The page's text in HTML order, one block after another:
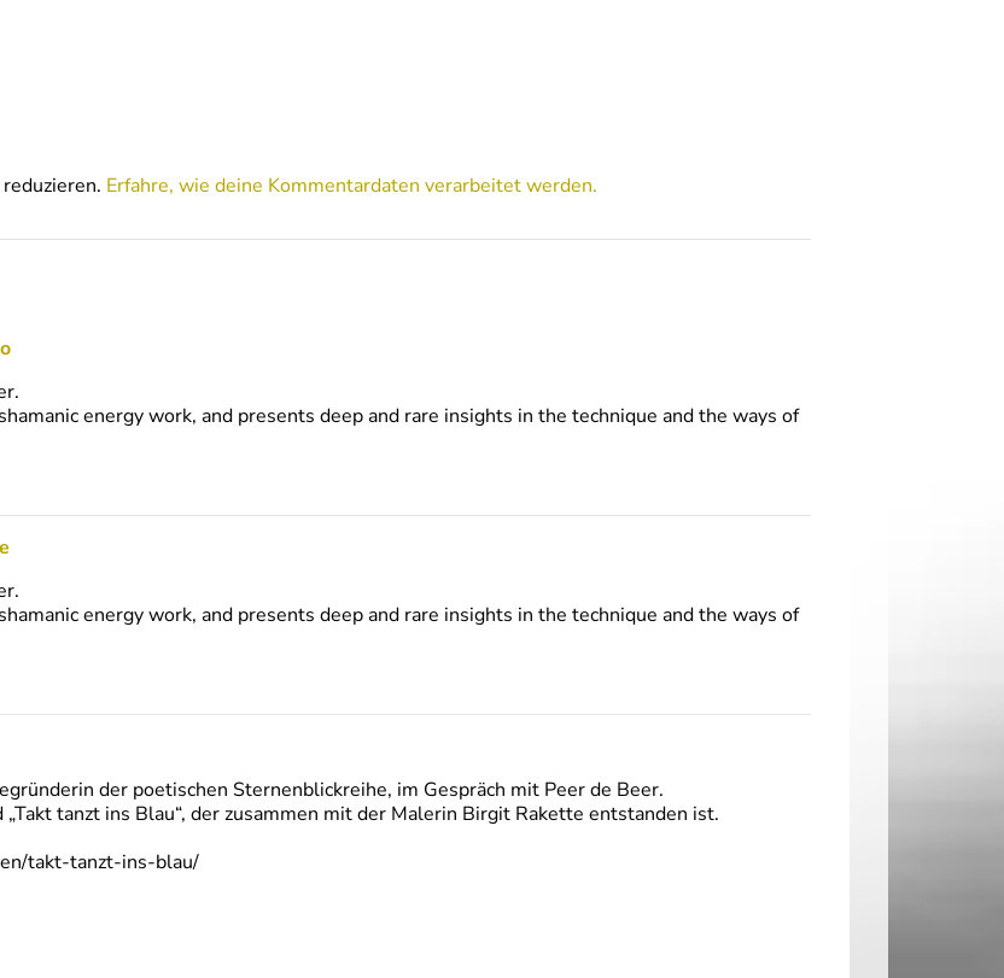
Erfahre, wie deine Kommentardaten verarbeitet werden.
energy work, and presents deep and rare insights in the technique and the ways of
energy work, and presents deep and rare insights in the technique and the ways of
der poetischen Sternenblickreihe, im Gespräch mit Peer de Beer.
tanzt ins Blau“, der zusammen mit der Malerin Birgit Rakette entstanden ist.
takt-tanzt-ins-blau/